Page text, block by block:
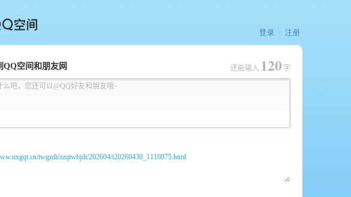
间
登录 注册
QQ空间和朋友网
么吧，您还可以@QQ好友和朋友哦~
还能输入 120 字
twgzdt/zzqtwbjdt/202604/t20260430_1110875.html